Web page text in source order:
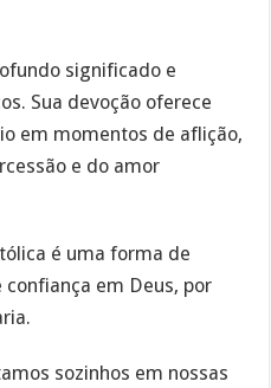
significado e
Sua devoção oferece
em momentos de aflição,
e do amor
é uma forma de
em Deus, por
sozinhos em nossas